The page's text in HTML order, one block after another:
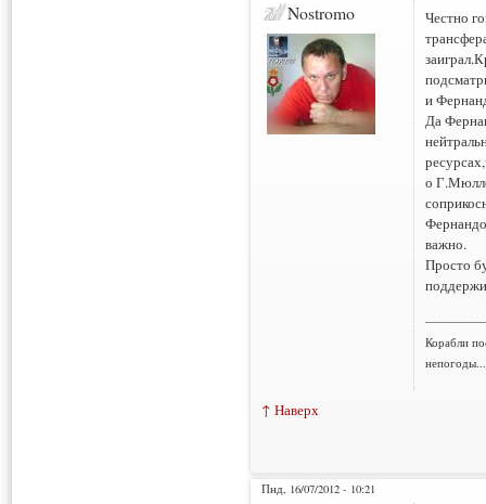
Nostromo
Честно
и
Да
о
важно.
Просто
Корабли
↑ Наверх
Пнд, 16/07/2012 - 10:21